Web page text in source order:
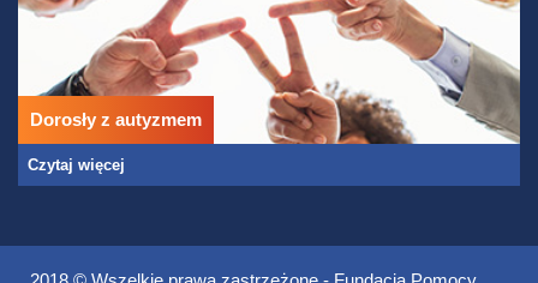
Dorosły z autyzmem
Czytaj więcej